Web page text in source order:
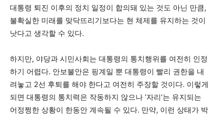
대통령 퇴진 이후의 정치 일정이 합의돼 있는 것도 아닌 만큼,
불확실한 미래를 맞닥뜨리기보다는 현 체제를 유지하는 것이
낫다고 생각할 수 있다.
하지만, 야당과 시민사회는 대통령의 통치행위를 여전히 인정
하기 어렵다. 안보불안은 핑계일 뿐 대통령이 빨리 권한을 내
려놓고 2선 후퇴를 해야 한다고 여전히 주장할 것이다. 이렇게
되면 대통령의 통치력은 작동하지 않으나 ‘자리’는 유지되는
어정쩡한 상황이 한동안 계속될 수 있다. 만약, 이런 상태가 박